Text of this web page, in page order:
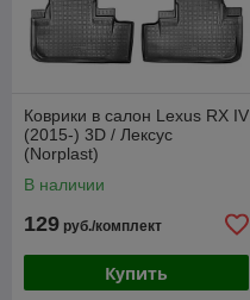
Коврики в салон Lexus RX IV
(2015-) 3D / Лексус
(Norplast)
В наличии
129 руб./комплект
Купить